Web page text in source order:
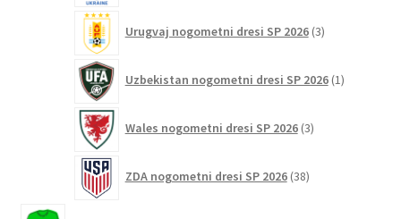
Urugvaj nogometni dresi SP 2026 3izdelki
Uzbekistan nogometni dresi SP 2026 1izdelek
Wales nogometni dresi SP 2026 3izdelki
ZDA nogometni dresi SP 2026 38izdelkov